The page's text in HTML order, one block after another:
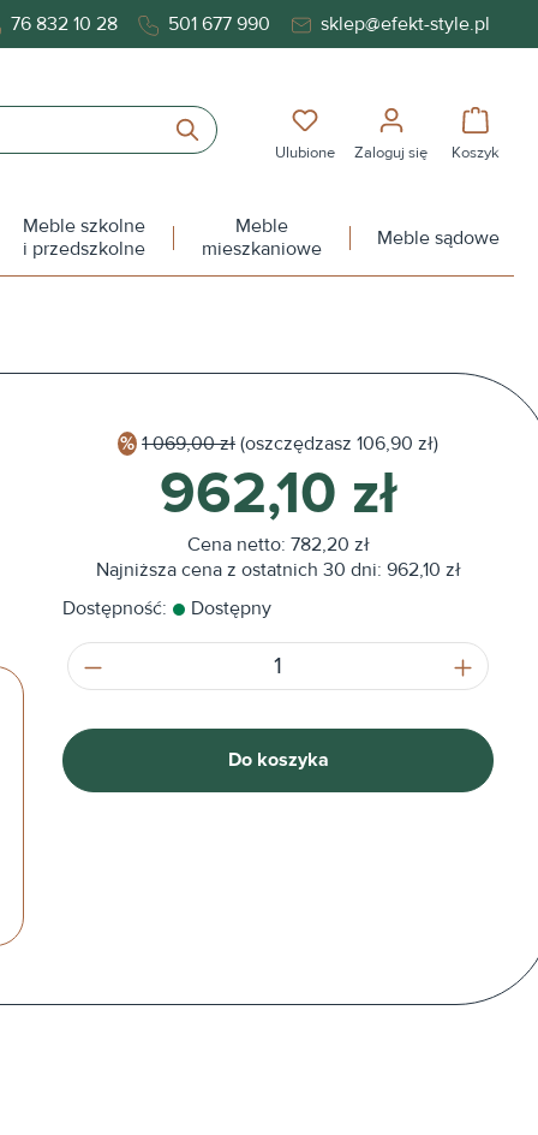
76 832 10 28 501 677 990 sklep@efekt-style.pl
Masz 0 przedmioty na
Ulubione Zaloguj się Koszyk
Meble szkolne
i przedszkolne
Meble
mieszkaniowe
Meble sądowe
1 069,00 zł (oszczędzasz 106,90 zł)
962,10 zł
Cena netto: 782,20 zł
Najniższa cena z ostatnich 30 dni: 962,10 zł
Dostępność:
Dostępny
Ilość produktu: Wprowadź żądaną
Do koszyka